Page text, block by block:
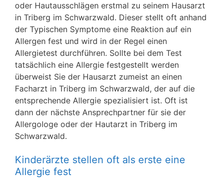
oder Hautausschlägen erstmal zu seinem Hausarzt
in Triberg im Schwarzwald. Dieser stellt oft anhand
der Typischen Symptome eine Reaktion auf ein
Allergen fest und wird in der Regel einen
Allergietest durchführen. Sollte bei dem Test
tatsächlich eine Allergie festgestellt werden
überweist Sie der Hausarzt zumeist an einen
Facharzt in Triberg im Schwarzwald, der auf die
entsprechende Allergie spezialisiert ist. Oft ist
dann der nächste Ansprechpartner für sie der
Allergologe oder der Hautarzt in Triberg im
Schwarzwald.
Kinderärzte stellen oft als erste eine
Allergie fest